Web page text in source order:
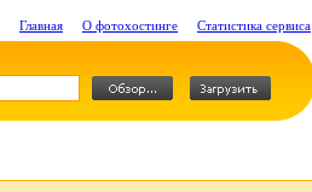
Главная О фотохостинге Статистика сервиса